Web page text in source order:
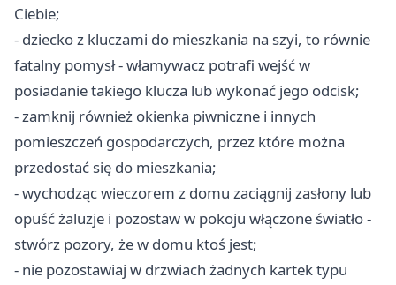
Ciebie;
- dziecko z kluczami do mieszkania na szyi, to równie
fatalny pomysł - włamywacz potrafi wejść w
posiadanie takiego klucza lub wykonać jego odcisk;
- zamknij również okienka piwniczne i innych
pomieszczeń gospodarczych, przez które można
przedostać się do mieszkania;
- wychodząc wieczorem z domu zaciągnij zasłony lub
opuść żaluzje i pozostaw w pokoju włączone światło -
stwórz pozory, że w domu ktoś jest;
- nie pozostawiaj w drzwiach żadnych kartek typu